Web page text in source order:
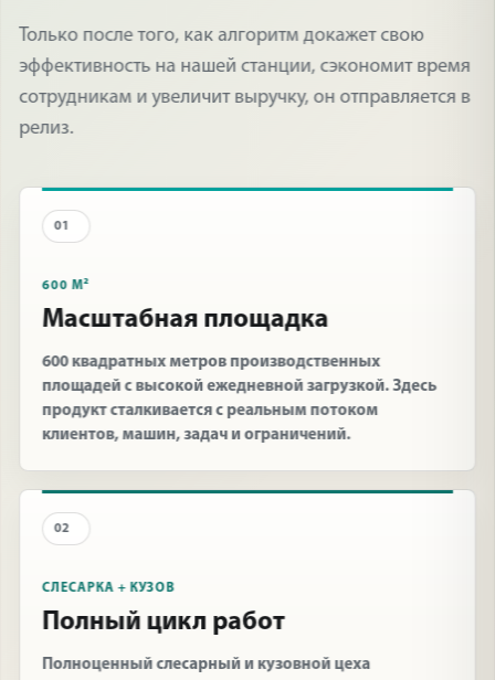
Только после того, как алгоритм докажет свою
эффективность на нашей станции, сэкономит время
сотрудникам и увеличит выручку, он отправляется в
релиз.
01
600 М²
Масштабная площадка
600 квадратных метров производственных
площадей с высокой ежедневной загрузкой. Здесь
продукт сталкивается с реальным потоком
клиентов, машин, задач и ограничений.
02
СЛЕСАРКА + КУЗОВ
Полный цикл работ
Полноценный слесарный и кузовной цеха